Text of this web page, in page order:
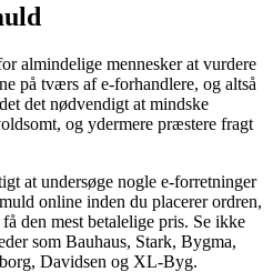
almindelige mennesker at vurdere
på tværs af e-forhandlere, og altså
det nødvendigt at mindske
og ydermere præstere fragt
at undersøge nogle e-forretninger
online inden du placerer ordren,
den mest betalelige pris. Se ikke
som Bauhaus, Stark, Bygma,
Davidsen og XL-Byg.